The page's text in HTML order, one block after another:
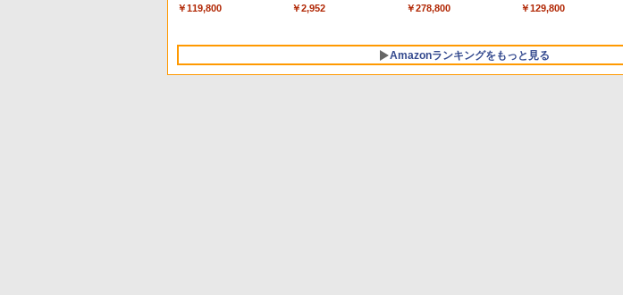
Intelligenceのために設
スプレイ、8GBユニフ
SSDストレージ、
￥119,800
Lenovo対応
￥2,952
13.6インチLiquid
16GBユニファイドメモ
リ、1TB SSDストレー
ジ、12MPセンターフレ
￥278,800
テル Core 5
￥129,800
Amazonランキングをもっと見る